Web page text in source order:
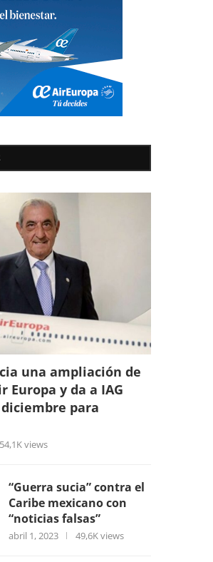
una ampliación de
Europa y da a IAG
para
54,1K views
“Guerra sucia” contra el
Caribe mexicano con
“noticias falsas”
abril 1, 2023 49,6K views